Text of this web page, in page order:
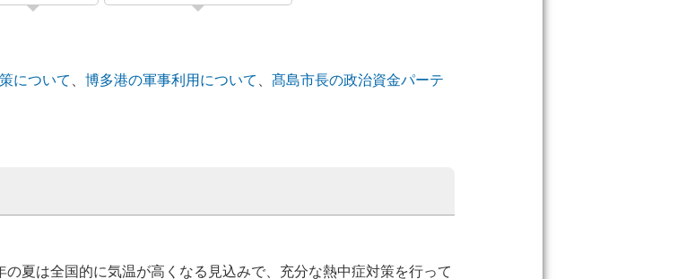
について 、博多港の軍事利用について 、髙島市長の政治資金パーテ
夏は全国的に気温が高くなる見込みで、充分な熱中症対策を行って